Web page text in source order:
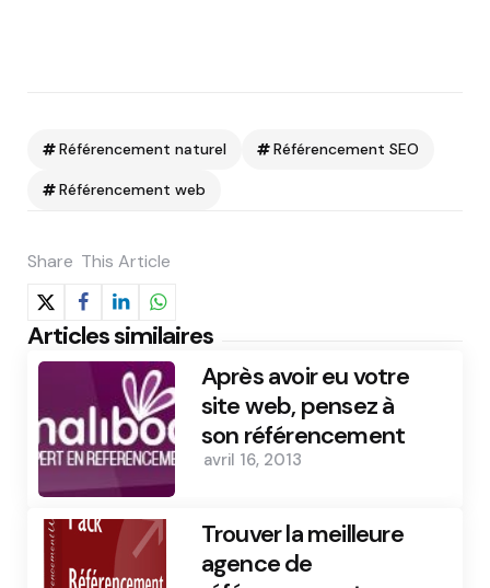
Référencement naturel Référencement SEO
Référencement web
Share This Article
Articles similaires
Après avoir eu votre
site web, pensez à
son référencement
avril 16, 2013
Trouver la meilleure
agence de